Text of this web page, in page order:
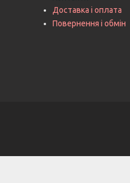
Доставка і оплата
Повернення і обмін